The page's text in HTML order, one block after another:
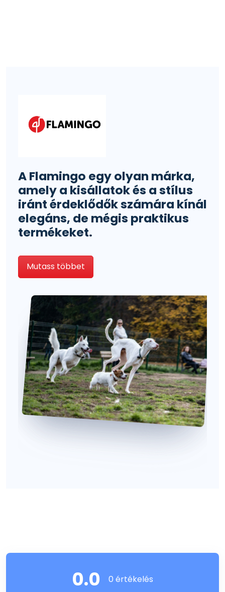
A Flamingo egy olyan márka,
amely a kisállatok és a stílus
iránt érdeklődők számára kínál
elegáns, de mégis praktikus
termékeket.
Mutass többet
0.0 0 értékelés